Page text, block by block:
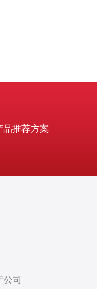
品推荐方案
公司